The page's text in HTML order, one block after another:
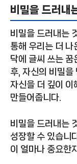
비밀을 드러내
비밀을 드러내는
통해 우리는 더 나
닥에 글씨 쓰는 꿈
후, 자신의 비밀을
자신을 더 깊이 이
만들어줍니다.
비밀을 드러내는
성장할 수 있습니
이 얼마나 중요한